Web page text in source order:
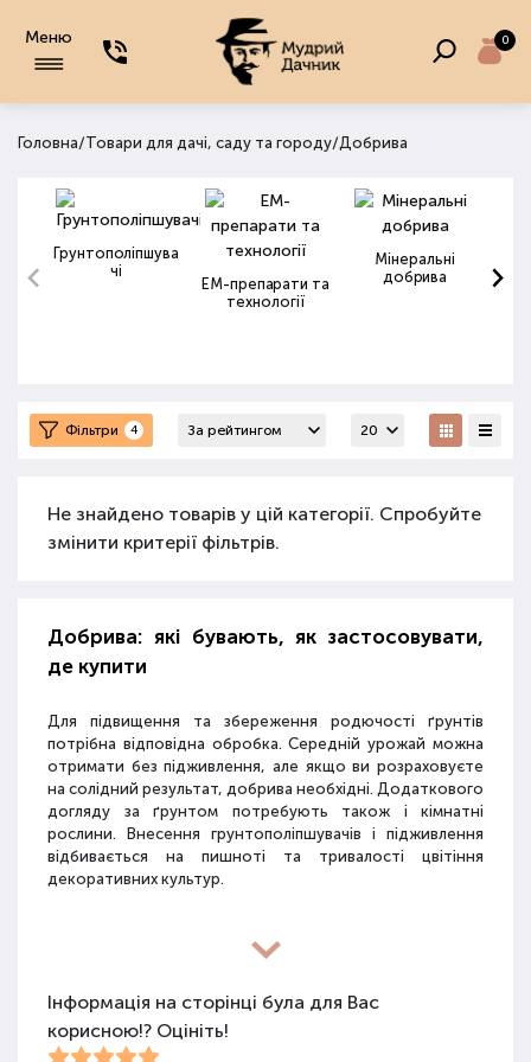
Меню 0
Головна/Товари для дачі, саду та городу/Добрива
Грунтополіпшува
чі
ЕМ-препарати та
технології
Мінеральні
добрива
Фільтри 4
Не знайдено товарів у цій категорії. Спробуйте
змінити критерії фільтрів.
Добрива: які бувають, як застосовувати,
де купити
Для підвищення та збереження родючості ґрунтів
потрібна відповідна обробка. Середній урожай можна
отримати без підживлення, але якщо ви розраховуєте
на солідний результат, добрива необхідні. Додаткового
догляду за ґрунтом потребують також і кімнатні
рослини. Внесення грунтополіпшувачів і підживлення
відбивається на пишноті та тривалості цвітіння
декоративних культур.
Різновиди засобів для покращення
Для покращення поживних якостей ґрунту
використовуються різні види засобів: мінеральні
Інформація на сторінці була для Вас
корисною!? Оцініть!